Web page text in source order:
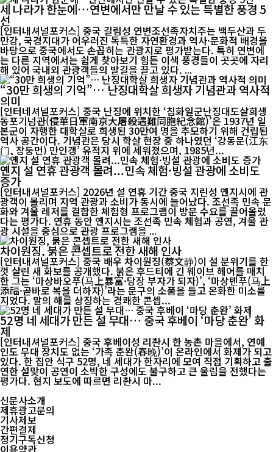
세 나라가 한눈에…연변에서만 만날 수 있는 특별한 풍경 5
선
[인터내셔널포커스] 중국 길림성 연변조선족자치주는 백두산과 두
만강, 국경지대가 어우러진 독특한 자연환경과 역사·문화적 배경을
바탕으로 중국에서도 손꼽히는 관광지로 평가받는다. 특히 연변에
는 다른 지역에서는 쉽게 찾아보기 힘든 이색 풍경들이 곳곳에 자리
해 있어 국내외 관광객들의 발길을 끌고 있다. ...
“30만 희생의 기억”… 난징대학살 희생자 기념관과 역사적
의미
[인터네셔널포커스] 중국 난징에 위치한 ‘침화일군난징대도살희생
동포기념관(侵華日軍南京大屠殺遇難同胞紀念館)’은 1937년 일
본군이 자행한 대학살로 희생된 30만여 명을 추모하기 위해 건립된
역사 공간이다. 기념관은 당시 학살 현장 중 하나였던 ‘강동문(江东
门, 장둥먼) 만인갱’ 유적지 위에 세워졌으며, 1985년...
옌지 설 연휴 관광객 몰려...민속 체험·빙설 관광에 소비도
증가
[인터내셔널포커스] 2026년 설 연휴 기간 중국 지린성 옌지시에 관
광객이 몰리며 지역 관광과 소비가 동시에 늘어났다. 조선족 민속 문
화와 겨울 레저를 결합한 체험형 프로그램이 방문 수요를 끌어올렸
다는 평가다. 연휴 동안 옌지시는 조선족 민속 체험과 공연, 겨울 관
광 시설을 중심으로 관광 프로그램을 ...
차이원징, 붉은 콘셉트로 전한 새해 인사
[인터내셔널포커스] 중국 배우 차이원징(蔡文静)이 설 분위기를 한
껏 살린 새 화보를 공개했다. 붉은 후드티에 긴 웨이브 헤어를 매치
한 그는 ‘마상바오푸(马上暴富·당장 부자가 되자)’, ‘마상톈푸(马上
添福·곧바로 복을 더하자)’라는 문구의 소품을 들고 온화한 미소를
지었다. 말의 해를 상징하는 경쾌한 콘셉...
52명 네 세대가 만든 설 무대… 중국 후베이 ‘마당 춘완’ 화
제
[인터내셔널포커스] 중국 후베이성 리촨시 한 농촌 마을에서, 연예
인도 무대 장치도 없는 ‘가족 춘완(春晚)’이 온라인에서 화제가 되고
있다. 한 집안 식구 52명, 네 세대가 한자리에 모여 직접 기획하고 출
연한 설맞이 공연이 소박한 구성에도 불구하고 큰 울림을 전했다는
평가다. 현지 보도에 따르면 리촨시 마...
신문사소개
제휴광고문의
기사제보
간편결제
정기구독신청